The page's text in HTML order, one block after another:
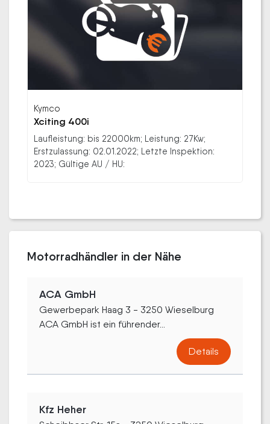
Kymco
Xciting 400i
Laufleistung: bis 22000km; Leistung: 27Kw;
Erstzulassung: 02.01.2022; Letzte Inspektion:
2023; Gültige AU / HU:
Motorradhändler in der Nähe
ACA GmbH
Gewerbepark Haag 3 - 3250 Wieselburg
ACA GmbH ist ein führender...
Details
Kfz Heher